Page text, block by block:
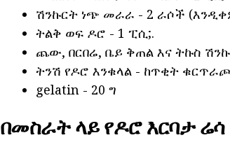
ሽንኩርት ነጭ መራራ - 2 ራሶች
ትልቅ ወፍ ዶሮ - 1 ፒሲ;.
ጨው, በርበሬ, ቤይ ቅጠል እና ትኩስ
ትንሽ የዶሮ እንቁላል - ከጥቂት
gelatin - 20 ግ
በመስራት ላይ የዶሮ እርባታ ሬሳ